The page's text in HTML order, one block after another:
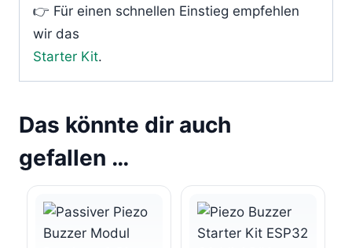
👉 Für einen schnellen Einstieg empfehlen
wir das
Starter Kit.
Das könnte dir auch
gefallen …